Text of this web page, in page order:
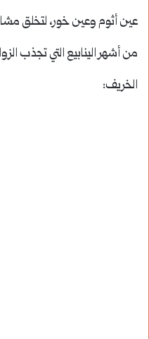
عين أثوم وعين خور، لتخلق
من أشهر الينابيع التي تجذب
الخريف: